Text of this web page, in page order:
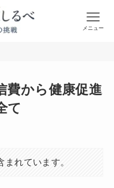
メニュー
費から健康促進
て
れています。